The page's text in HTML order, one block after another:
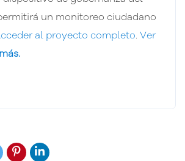
un monitoreo ciudadano
al proyecto completo. Ver